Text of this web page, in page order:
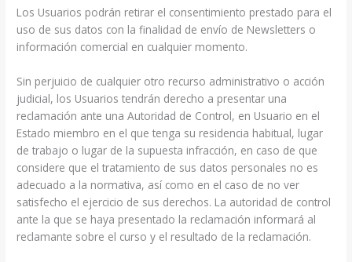
Los Usuarios podrán retirar el consentimiento prestado para el
uso de sus datos con la finalidad de envío de Newsletters o
información comercial en cualquier momento.
Sin perjuicio de cualquier otro recurso administrativo o acción
judicial, los Usuarios tendrán derecho a presentar una
reclamación ante una Autoridad de Control, en Usuario en el
Estado miembro en el que tenga su residencia habitual, lugar
de trabajo o lugar de la supuesta infracción, en caso de que
considere que el tratamiento de sus datos personales no es
adecuado a la normativa, así como en el caso de no ver
satisfecho el ejercicio de sus derechos. La autoridad de control
ante la que se haya presentado la reclamación informará al
reclamante sobre el curso y el resultado de la reclamación.